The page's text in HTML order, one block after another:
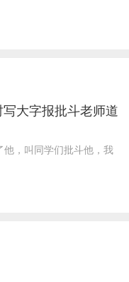
大字报批斗老师道
，叫同学们批斗他，我